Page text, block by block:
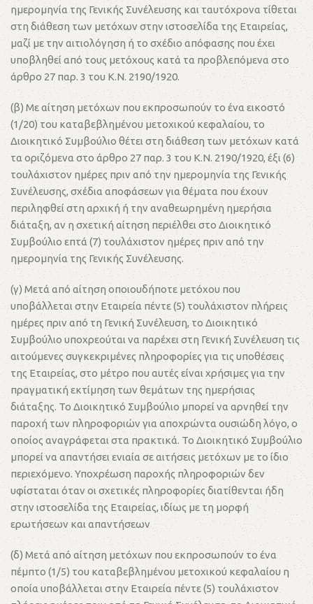
ημερομηνία της Γενικής Συνέλευσης και ταυτόχρονα τίθεται
στη διάθεση των μετόχων στην ιστοσελίδα της Εταιρείας,
μαζί με την αιτιολόγηση ή το σχέδιο απόφασης που έχει
υποβληθεί από τους μετόχους κατά τα προβλεπόμενα στο
άρθρο 27 παρ. 3 του Κ.Ν. 2190/1920.
(β) Με αίτηση μετόχων που εκπροσωπούν το ένα εικοστό
(1/20) του καταβεβλημένου μετοχικού κεφαλαίου, το
Διοικητικό Συμβούλιο θέτει στη διάθεση των μετόχων κατά
τα οριζόμενα στο άρθρο 27 παρ. 3 του Κ.Ν. 2190/1920, έξι (6)
τουλάχιστον ημέρες πριν από την ημερομηνία της Γενικής
Συνέλευσης, σχέδια αποφάσεων για θέματα που έχουν
περιληφθεί στη αρχική ή την αναθεωρημένη ημερήσια
διάταξη, αν η σχετική αίτηση περιέλθει στο Διοικητικό
Συμβούλιο επτά (7) τουλάχιστον ημέρες πριν από την
ημερομηνία της Γενικής Συνέλευσης.
(γ) Μετά από αίτηση οποιουδήποτε μετόχου που
υποβάλλεται στην Εταιρεία πέντε (5) τουλάχιστον πλήρεις
ημέρες πριν από τη Γενική Συνέλευση, το Διοικητικό
Συμβούλιο υποχρεούται να παρέχει στη Γενική Συνέλευση τις
αιτούμενες συγκεκριμένες πληροφορίες για τις υποθέσεις
της Εταιρείας, στο μέτρο που αυτές είναι χρήσιμες για την
πραγματική εκτίμηση των θεμάτων της ημερήσιας
διάταξης. Το Διοικητικό Συμβούλιο μπορεί να αρνηθεί την
παροχή των πληροφοριών για αποχρώντα ουσιώδη λόγο, ο
οποίος αναγράφεται στα πρακτικά. Το Διοικητικό Συμβούλιο
μπορεί να απαντήσει ενιαία σε αιτήσεις μετόχων με το ίδιο
περιεχόμενο. Υποχρέωση παροχής πληροφοριών δεν
υφίσταται όταν οι σχετικές πληροφορίες διατίθενται ήδη
στην ιστοσελίδα της Εταιρείας, ιδίως με τη μορφή
ερωτήσεων και απαντήσεων
(δ) Μετά από αίτηση μετόχων που εκπροσωπούν το ένα
πέμπτο (1/5) του καταβεβλημένου μετοχικού κεφαλαίου η
οποία υποβάλλεται στην Εταιρεία πέντε (5) τουλάχιστον